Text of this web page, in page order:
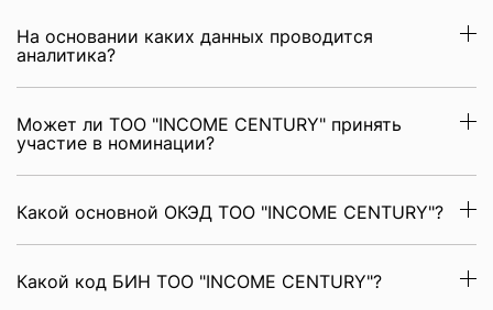
На основании каких данных проводится
аналитика?
Может ли ТОО "INCOME CENTURY" принять
участие в номинации?
Какой основной ОКЭД ТОО "INCOME CENTURY"?
Какой код БИН ТОО "INCOME CENTURY"?